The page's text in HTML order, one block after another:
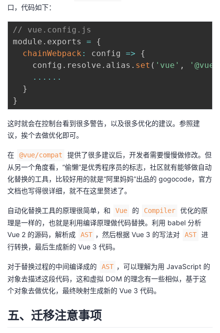
口，代码如下：
// vue.config.js
module . exports =
{
chainWebpack : config =>
{
    config
. resolve . alias . set ( 'vue' ,
... ...
}
}
这时就会在控制台看到很多警告，以及很多优化的建议。参照建
议，挨个去做优化即可。
在 @vue/compat
提供了很多建议后，开发者需要慢慢做修改。但
从另一个角度看，“偷懒”是优秀程序员的标志，社区就有能够做自动
化替换的工具，比较好用的就是“阿里妈妈”出品的 gogocode，官方
文档也写得很详细，就不在这里赘述了。
自动化替换工具的原理很简单，和 Vue 的 Compiler
优化的原
理是一样的，也就是利用编译原理做代码替换。利用 babel 分析
Vue 2 的源码，解析成
AST ，然后根据 Vue 3 的写法对 AST
进
行转换，最后生成新的 Vue 3 代码。
对于替换过程的中间编译成的 AST ，可以理解为用 JavaScript 的
对象去描述这段代码，这和虚拟 DOM 的理念有一些相似，基于这
个对象去做优化，最终映射生成新的 Vue 3 代码。
五、迁移注意事项